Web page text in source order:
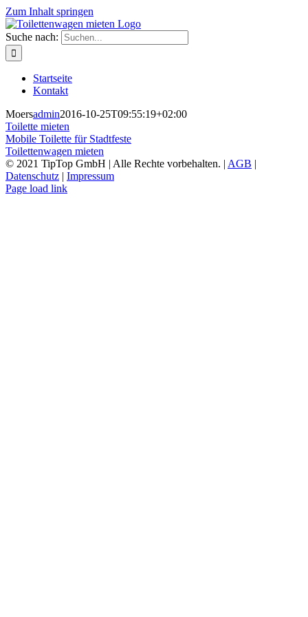
Zum Inhalt springen
Suche nach:
Startseite
Kontakt
Moersadmin2016-10-25T09:55:19+02:00
Toilette mieten
Mobile Toilette für Stadtfeste
Toilettenwagen mieten
© 2021 TipTop GmbH | Alle Rechte vorbehalten. | AGB |
Datenschutz | Impressum
Page load link